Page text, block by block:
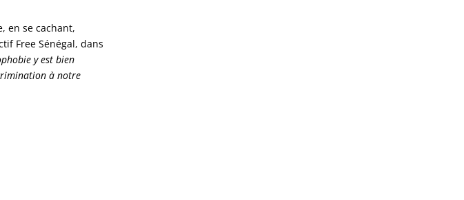
en se cachant,
Free Sénégal, dans
y est bien
à notre